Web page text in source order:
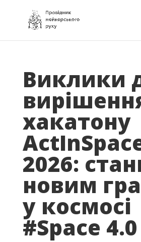
Виклики
хакатону
2026:
новим
у космосі
#Space 4.0